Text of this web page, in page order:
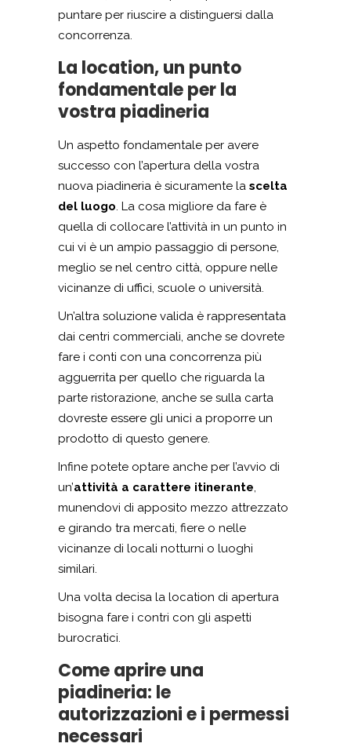
puntare per riuscire a distinguersi dalla
concorrenza.
La location, un punto
fondamentale per la
vostra piadineria
Un aspetto fondamentale per avere
successo con l’apertura della vostra
nuova piadineria è sicuramente la scelta
del luogo. La cosa migliore da fare è
quella di collocare l’attività in un punto in
cui vi è un ampio passaggio di persone,
meglio se nel centro città, oppure nelle
vicinanze di uffici, scuole o università.
Un’altra soluzione valida è rappresentata
dai centri commerciali, anche se dovrete
fare i conti con una concorrenza più
agguerrita per quello che riguarda la
parte ristorazione, anche se sulla carta
dovreste essere gli unici a proporre un
prodotto di questo genere.
Infine potete optare anche per l’avvio di
un’attività a carattere itinerante,
munendovi di apposito mezzo attrezzato
e girando tra mercati, fiere o nelle
vicinanze di locali notturni o luoghi
similari.
Una volta decisa la location di apertura
bisogna fare i contri con gli aspetti
burocratici.
Come aprire una
piadineria: le
autorizzazioni e i permessi
necessari